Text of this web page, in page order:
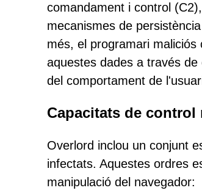
comandament i control
mecanismes de
més, el programari
aquestes dades a través
del comportament de
Capacitats de
Overlord inclou un conjunt
infectats. Aquestes ordres
manipulació del navegador: